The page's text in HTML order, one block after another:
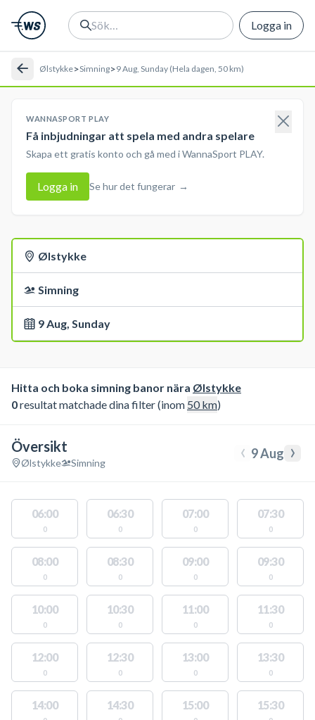
Logga in
Ølstykke>Simning>9 Aug, Sunday (Hela dagen, 50 km)
WANNASPORT PLAY
Få inbjudningar att spela med andra spelare
Skapa ett gratis konto och gå med i WannaSport PLAY.
Logga in Se hur det fungerar →
Ølstykke
Simning
9 Aug, Sunday
Hitta och boka simning banor nära Ølstykke
0resultat matchade dina filter (inom 50km)
Översikt
Ølstykke Simning ‹ 9 Aug ›
06:00
0
06:30
0
07:00
0
07:30
0
08:00
0
08:30
0
09:00
0
09:30
0
10:00
0
10:30
0
11:00
0
11:30
0
12:00
0
12:30
0
13:00
0
13:30
0
14:00 14:30 15:00 15:30